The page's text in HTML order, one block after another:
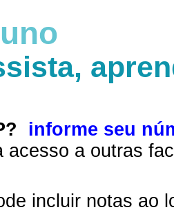
informe seu
acesso a outras
incluir notas ao